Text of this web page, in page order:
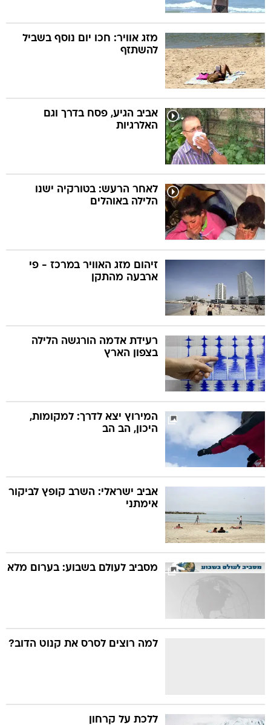
מזג אוויר: חכו יום נוסף בשביל
להשתזף
אביב הגיע, פסח בדרך וגם
האלרגיות
לאחר הרעש: בטורקיה ישנו
הלילה באוהלים
זיהום מזג האוויר במרכז - פי
ארבעה מהתקן
רעידת אדמה הורגשה הלילה
בצפון הארץ
המירוץ יצא לדרך: למקומות,
היכון, הב הב
אביב ישראלי: השרב קופץ לביקור
אימתני
מסביב לעולם בשבוע: בערום מלא
למה רוצים לסרס את קנוט הדוב?
ללכת על קרחון